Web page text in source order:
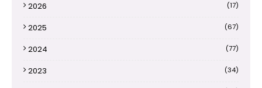
2026 (17)
2025 (67)
2024 (77)
2023 (34)